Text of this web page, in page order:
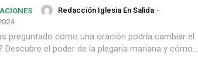
Redacción Iglesia En Salida -
preguntado cómo una oración podría cambiar el
Descubre el poder de la plegaria mariana y cómo...